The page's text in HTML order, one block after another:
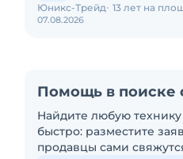
07.08.2026
Юникс-Трейд 13 лет на
Помощь в поиске
Найдите любую
быстро: разместите
продавцы сами